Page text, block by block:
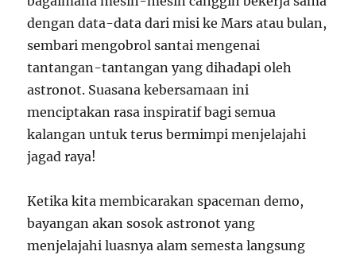
dengan data-data dari misi ke Mars atau bulan,
sembari mengobrol santai mengenai
tantangan-tantangan yang dihadapi oleh
astronot. Suasana kebersamaan ini
menciptakan rasa inspiratif bagi semua
kalangan untuk terus bermimpi menjelajahi
jagad raya!
Ketika kita membicarakan spaceman demo,
bayangan akan sosok astronot yang
menjelajahi luasnya alam semesta langsung